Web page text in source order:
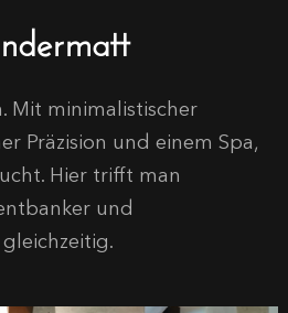
Mit minimalistischer
Präzision und einem Spa,
Hier trifft man
und